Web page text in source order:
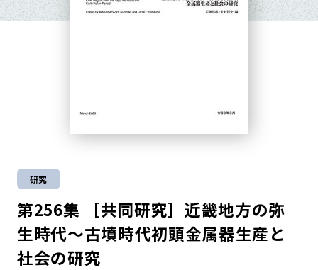
研究
第256集 ［共同研究］近畿地方の弥
生時代～古墳時代初頭金属器生産と
社会の研究